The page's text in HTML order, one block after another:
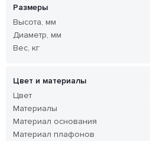
Размеры
Высота, мм
Диаметр, мм
Вес, кг
Цвет и материалы
Цвет
Материалы
Материал основания
Материал плафонов